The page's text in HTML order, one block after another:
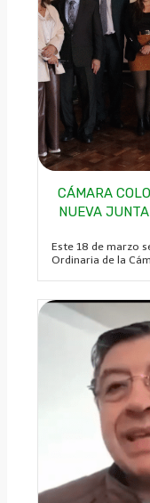
CÁMARA
NUEVA
Este 18 de marzo
Ordinaria de la